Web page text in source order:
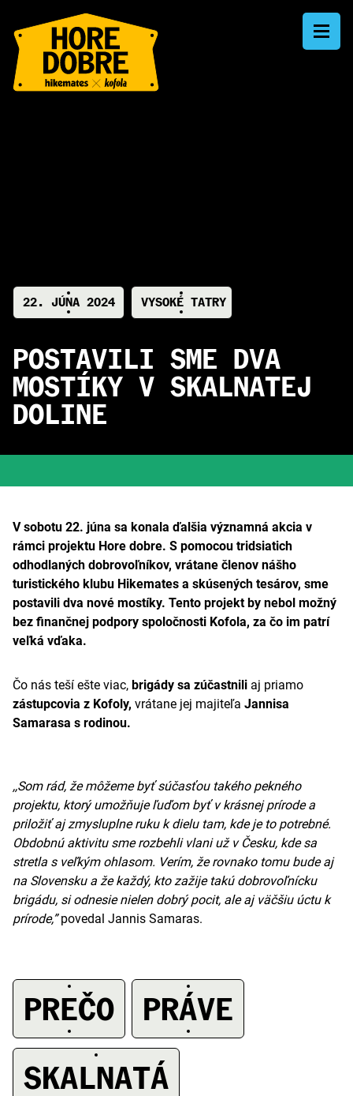
22. JÚNA 2024 VYSOKÉ TATRY
POSTAVILI SME DVA
MOSTÍKY V SKALNATEJ
DOLINE
V sobotu 22. júna sa konala ďalšia významná akcia v
rámci projektu Hore dobre. S pomocou tridsiatich
odhodlaných dobrovoľníkov, vrátane členov nášho
turistického klubu Hikemates a skúsených tesárov, sme
postavili dva nové mostíky. Tento projekt by nebol možný
bez finančnej podpory spoločnosti Kofola, za čo im patrí
veľká vďaka.
Čo nás teší ešte viac, brigády sa zúčastnili aj priamo
zástupcovia z Kofoly, vrátane jej majiteľa Jannisa
Samarasa s rodinou.
,,Som rád, že môžeme byť súčasťou takého pekného
projektu, ktorý umožňuje ľuďom byť v krásnej prírode a
priložiť aj zmysluplne ruku k dielu tam, kde je to potrebné.
Obdobnú aktivitu sme rozbehli vlani už v Česku, kde sa
stretla s veľkým ohlasom. Verím, že rovnako tomu bude aj
na Slovensku a že každý, kto zažije takú dobrovoľnícku
brigádu, si odnesie nielen dobrý pocit, ale aj väčšiu úctu k
prírode,”povedal Jannis Samaras.
PREČO
PRÁVE
SKALNATÁ